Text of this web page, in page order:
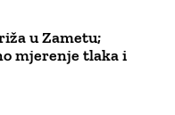
u Zametu;
mjerenje tlaka i